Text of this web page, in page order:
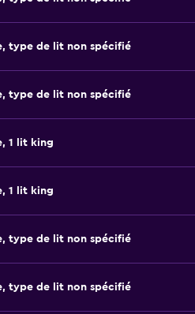
type de lit non spécifié
type de lit non spécifié
1 lit king
1 lit king
type de lit non spécifié
type de lit non spécifié